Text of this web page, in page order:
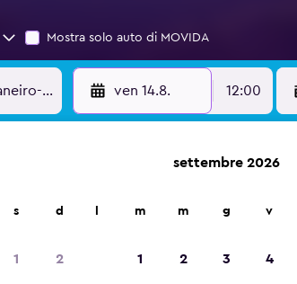
Mostra solo auto di MOVIDA
ven 14.8. 12:00
d'Europa 2023
s d
1 2
settembre 2026
m m g v
1 2 3 4